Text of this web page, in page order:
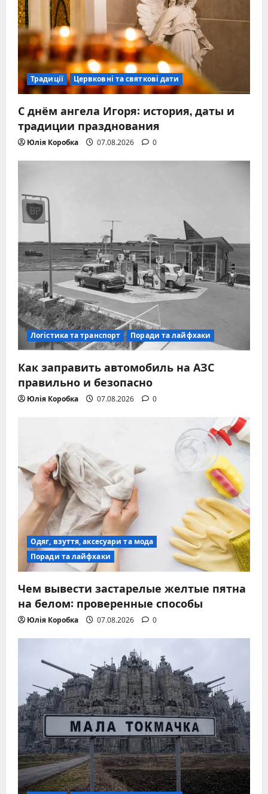
Традиції Цервковні та святкові дати
С днём ангела Игоря: история, даты и
традиции празднования
Юлія Коробка 07.08.2026 0
Логістика та транспорт Поради та лайфхаки
Как заправить автомобиль на АЗС
правильно и безопасно
Юлія Коробка 07.08.2026 0
Одяг, взуття, аксесуари та мода
Поради та лайфхаки
Чем вывести застарелые желтые пятна
на белом: проверенные способы
Юлія Коробка 07.08.2026 0